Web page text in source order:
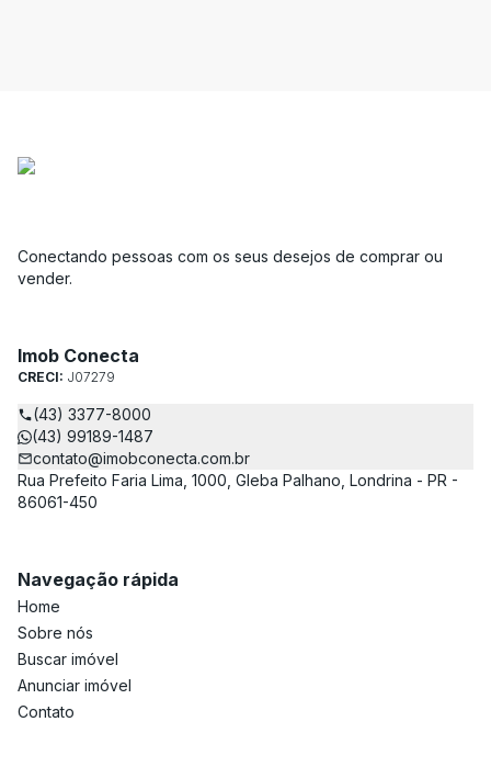
Conectando pessoas com os seus desejos de comprar ou
vender.
Imob Conecta
CRECI: J07279
(43) 3377-8000
(43) 99189-1487
contato@imobconecta.com.br
Rua Prefeito Faria Lima, 1000, Gleba Palhano, Londrina - PR -
86061-450
Navegação rápida
Home
Sobre nós
Buscar imóvel
Anunciar imóvel
Contato